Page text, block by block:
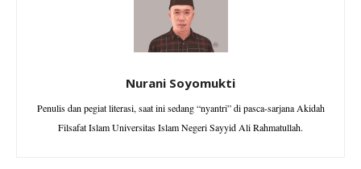
Nurani Soyomukti
Penulis dan pegiat literasi, saat ini sedang “nyantri” di pasca-sarjana Akidah
Filsafat Islam Universitas Islam Negeri Sayyid Ali Rahmatullah.